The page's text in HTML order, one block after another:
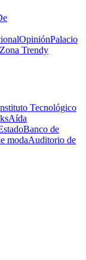
OpiniónPalacio
Zona Trendy
Tecnológico
Aída
Banco de
modaAuditorio de